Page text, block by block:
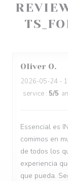
Oliver O
2026-05-24 -
service : 5/5
Essencial es
comimos en
de todos los
experiencia
que pueda.